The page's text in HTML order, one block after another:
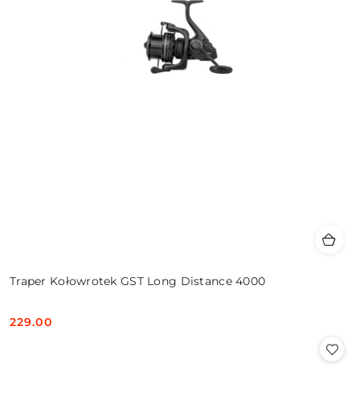
Traper Kołowrotek GST Long Distance 4000
Cena:
229.00